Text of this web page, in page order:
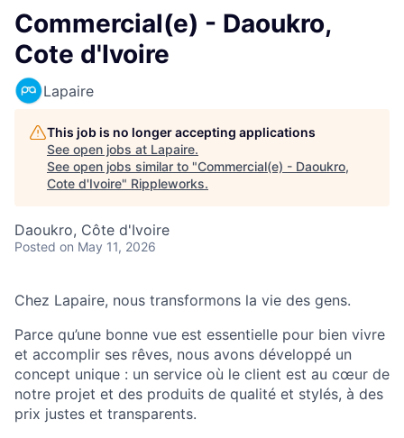
Commercial(e) - Daoukro,
Cote d'Ivoire
Lapaire
This job is no longer accepting applications
See open jobs at Lapaire.
See open jobs similar to "Commercial(e) - Daoukro,
Cote d'Ivoire" Rippleworks.
Daoukro, Côte d'Ivoire
Posted on May 11, 2026
Chez Lapaire, nous transformons la vie des gens.
Parce qu’une bonne vue est essentielle pour bien vivre
et accomplir ses rêves, nous avons développé un
concept unique : un service où le client est au cœur de
notre projet et des produits de qualité et stylés, à des
prix justes et transparents.